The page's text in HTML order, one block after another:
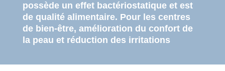
possède un effet bactériostatique et est
de qualité alimentaire. Pour les centres
de bien-être, amélioration du confort de
la peau et réduction des irritations